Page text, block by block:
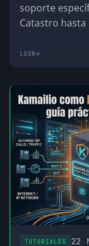
soporte
Catastro hasta
LEER
TUTORIALES 22